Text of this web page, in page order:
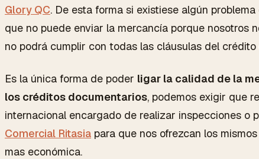
Glory QC. De esta forma si existiese algún
que no puede enviar la mercancía porque nosotros
no podrá cumplir con todas las cláusulas del crédito
Es la única forma de poder ligar la calidad de la
los créditos documentarios, podemos exigir que
internacional encargado de realizar inspecciones o
Comercial Ritasia para que nos ofrezcan los
mas económica.